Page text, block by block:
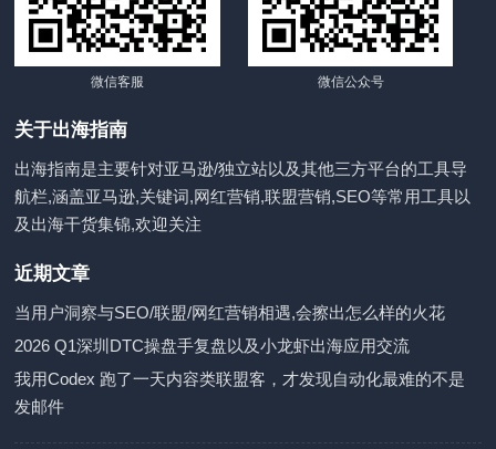
微信客服 微信公众号
关于出海指南
出海指南是主要针对亚马逊/独立站以及其他三方平台的工具导
航栏,涵盖亚马逊,关键词,网红营销,联盟营销,SEO等常用工具以
及出海干货集锦,欢迎关注
近期文章
当用户洞察与SEO/联盟/网红营销相遇,会擦出怎么样的火花
2026 Q1深圳DTC操盘手复盘以及小龙虾出海应用交流
我用Codex 跑了一天内容类联盟客，才发现自动化最难的不是
发邮件